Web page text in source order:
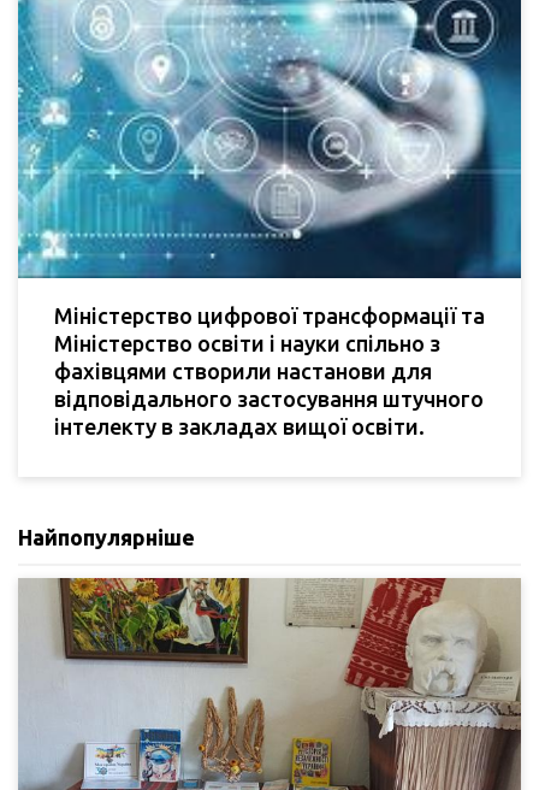
Міністерство цифрової трансформації та
Міністерство освіти і науки спільно з
фахівцями створили настанови для
відповідального застосування штучного
інтелекту в закладах вищої освіти.
Найпопулярніше